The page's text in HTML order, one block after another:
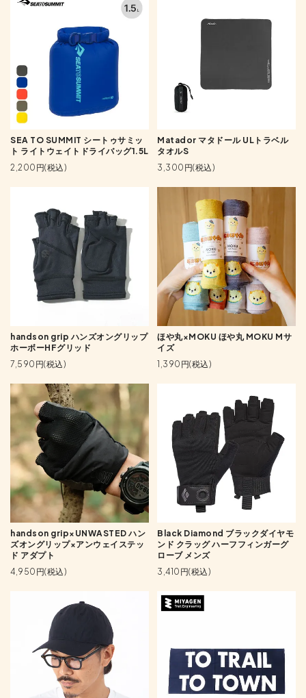
SEA TO SUMMIT シートゥサミッ
ト ライトウェイトドライバッグ1.5L
2,200円(税込)
Matador マタドール ULトラベル
タオルS
3,300円(税込)
handson grip ハンズオングリップ
ホーボーHFグリッド
7,590円(税込)
ほや丸×MOKU ほや丸 MOKU Mサ
イズ
1,390円(税込)
handson grip×UNWASTED ハン
ズオングリップ×アンウェイステッ
ド アダプト
4,950円(税込)
Black Diamond ブラックダイヤモ
ンド クラッグ ハーフフィンガーグ
ローブ メンズ
3,410円(税込)